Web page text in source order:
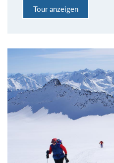
Tour anzeigen